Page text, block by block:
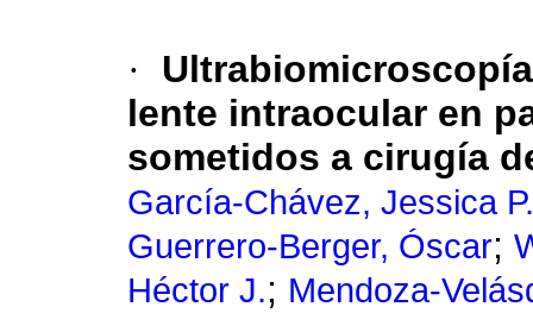
·
lente intraocular en
sometidos a cirugía
García-Chávez, Jessica P.
Guerrero-Berger, Óscar;
Héctor J.; Mendoza-